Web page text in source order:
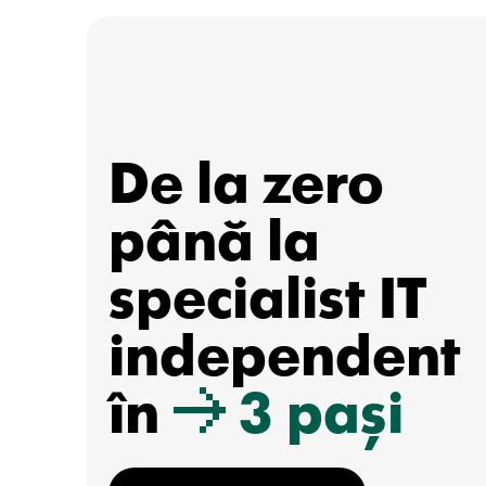
De la zero
până la
specialist IT
independent
în
3 pași